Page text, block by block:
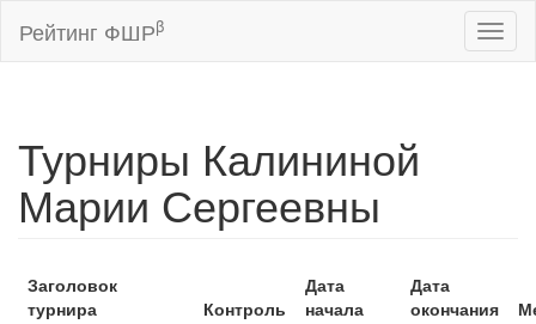
Рейтинг ФШРβ
Турниры Калининой
Марии Сергеевны
Заголовок
турнира
Контроль
Дата
начала
Дата
окончания